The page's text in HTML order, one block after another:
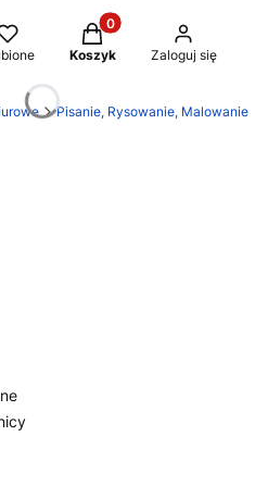
Produkty w koszyku:
Koszyk Zaloguj się
Pisanie, Rysowanie, Malowanie